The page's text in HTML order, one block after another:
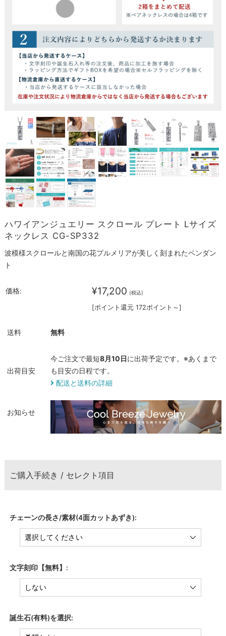
ハワイアンジュエリー スクロール プレート Lサイズ
ネックレス CG-SP332
波模様スクロールと南国の花プルメリアが美しく刻まれたペンダン
ト
価格: ¥17,200 (税込)
[ポイント還元 172ポイント～]
送料 無料
出荷目安
今ご注文で最短8月10日に出荷予定です。※あくまで
も目安の日程です。
配送と送料の詳細
お知らせ
ご購入手続き / セレクト項目
チェーンの長さ/素材(4面カットあずき):
文字刻印【無料】:
誕生石(有料)を選択: